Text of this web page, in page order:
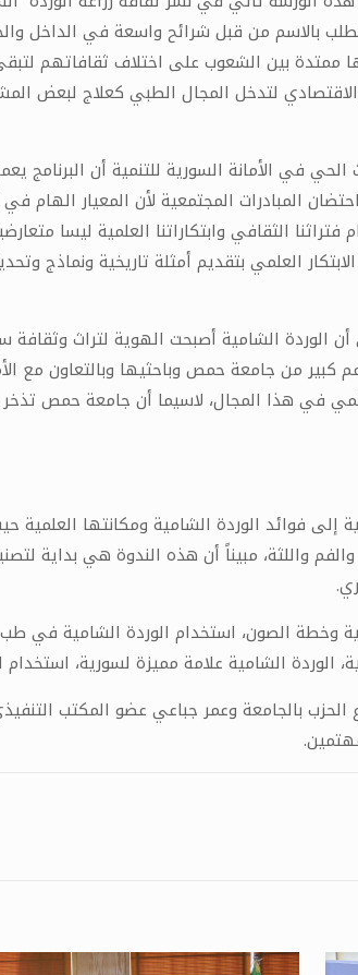
بالاسم من قبل شرائح واسعة في الداخل
بين الشعوب على اختلاف ثقافاتهم لتبقى
والاقتصادي لتدخل المجال الطبي كعلاج
الحي في الأمانة السورية للتنمية أن
المبادرات المجتمعية لأن المعيار
الثقافي وابتكاراتنا العلمية ليسا
العلمي بتقديم أمثلة تاريخية ونماذج
أن الوردة الشامية أصبحت الهوية لتراث
كبير من جامعة حمص وباحثيها وبالتعاون مع
في هذا المجال، لاسيما أن جامعة حمص
إلى فوائد الوردة الشامية ومكانتها
واللثة، مبيناً أن هذه الندوة هي بداية
وخطة الصون، استخدام الوردة الشامية في
الشامية علامة مميزة لسورية، استخدام
بالجامعة وعمر جباعي عضو المكتب